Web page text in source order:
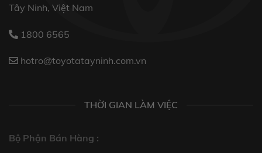
Tây Ninh, Việt Nam
1800 6565
hotro@toyotatayninh.com.vn
THỜI GIAN LÀM VIỆC
Bộ Phận Bán Hàng :